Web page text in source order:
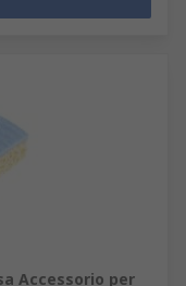
Accessorio per